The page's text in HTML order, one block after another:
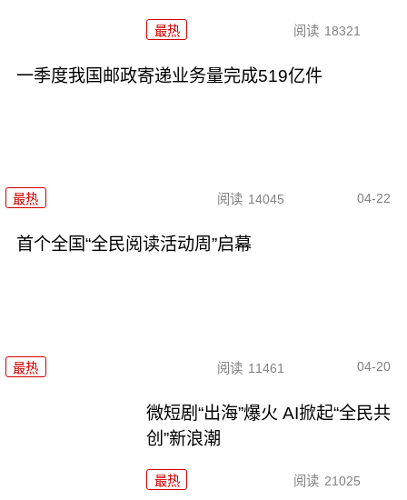
最热 阅读 18321
一季度我国邮政寄递业务量完成519亿件
最热 阅读 14045 04-22
首个全国“全民阅读活动周”启幕
最热 阅读 11461 04-20
微短剧“出海”爆火 AI掀起“全民共
创”新浪潮
最热 阅读 21025